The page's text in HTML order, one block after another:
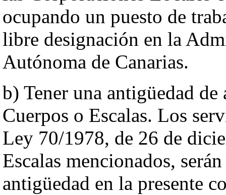
ocupando un puesto de
libre designación en la
Autónoma de Canarias.
b) Tener una antigüedad
Cuerpos o Escalas. Los
Ley 70/1978, de 26 de
Escalas mencionados,
antigüedad en la presente